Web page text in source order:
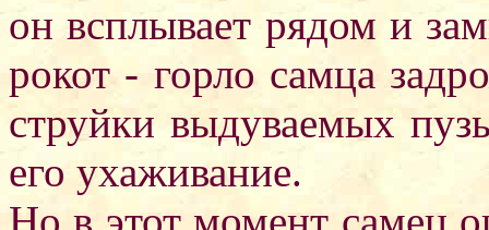
он всплывает рядом и
рокот - горло самца
струйки выдуваемых
его ухаживание.